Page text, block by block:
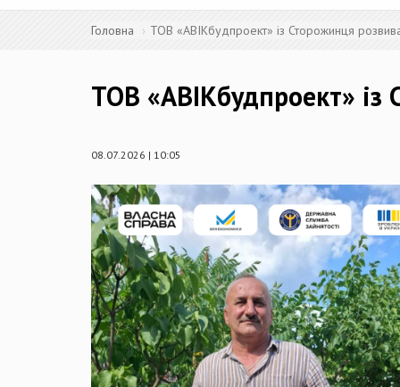
Головна ТОВ «АВІКбудпроект» із Сторожинця
ТОВ «АВІКбудпроект» із
08.07.2026 | 10:05